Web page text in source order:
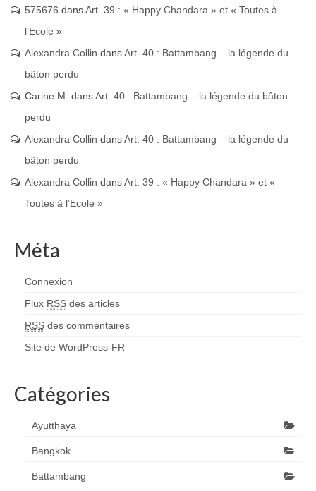
575676 dansArt. 39 : « Happy Chandara » et « Toutes à
l’Ecole »
Alexandra Collin dansArt. 40 : Battambang – la légende du
bâton perdu
Carine M. dansArt. 40 : Battambang – la légende du bâton
perdu
Alexandra Collin dansArt. 40 : Battambang – la légende du
bâton perdu
Alexandra Collin dansArt. 39 : « Happy Chandara » et «
Toutes à l’Ecole »
Méta
Connexion
Flux RSS des articles
RSS des commentaires
Site de WordPress-FR
Catégories
Ayutthaya
Bangkok
Battambang